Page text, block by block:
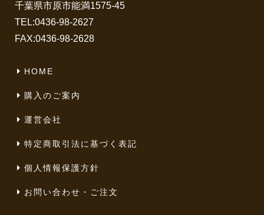
千葉県市原市能満1575-45
TEL:0436-98-2627
FAX:0436-98-2628
HOME
購入のご案内
運営会社
特定商取引法に基づく表記
個人情報保護方針
お問い合わせ・ご注文